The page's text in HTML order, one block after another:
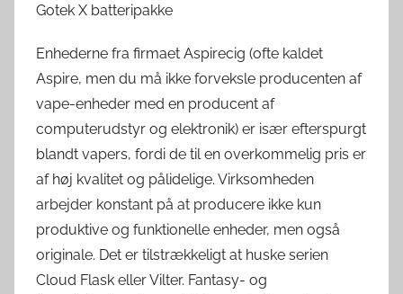
Gotek X batteripakke
Enhederne fra firmaet Aspirecig (ofte kaldet
Aspire, men du må ikke forveksle producenten af
vape-enheder med en producent af
computerudstyr og elektronik) er især efterspurgt
blandt vapers, fordi de til en overkommelig pris er
af høj kvalitet og pålidelige. Virksomheden
arbejder konstant på at producere ikke kun
produktive og funktionelle enheder, men også
originale. Det er tilstrækkeligt at huske serien
Cloud Flask eller Vilter. Fantasy- og